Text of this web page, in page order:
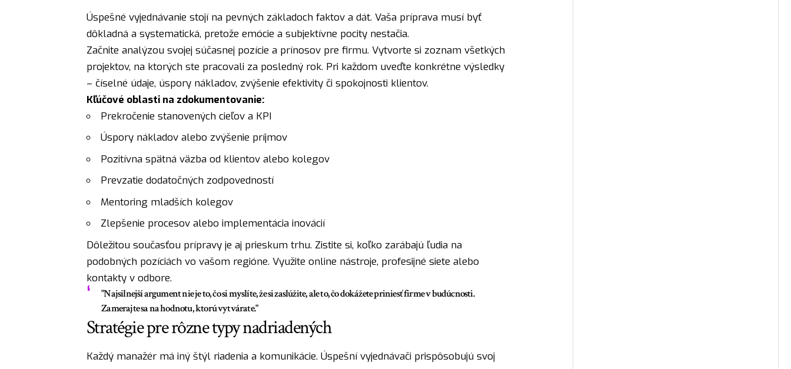
Úspešné vyjednávanie stojí na pevných základoch faktov a dát. Vaša príprava musí byť
dôkladná a systematická, pretože emócie a subjektívne pocity nestačia.
Začnite analýzou svojej súčasnej pozície a prínosov pre firmu. Vytvorte si zoznam všetkých
projektov, na ktorých ste pracovali za posledný rok. Pri každom uveďte konkrétne výsledky
– číselné údaje, úspory nákladov, zvýšenie efektivity či spokojnosti klientov.
Kľúčové oblasti na zdokumentovanie:
Prekročenie stanovených cieľov a KPI
Úspory nákladov alebo zvýšenie príjmov
Pozitívna spätná väzba od klientov alebo kolegov
Prevzatie dodatočných zodpovedností
Mentoring mladších kolegov
Zlepšenie procesov alebo implementácia inovácií
Dôležitou současťou prípravy je aj prieskum trhu. Zistite si, koľko zarábajú ľudia na
podobných pozíciách vo vašom regióne. Využite online nástroje, profesijné siete alebo
kontakty v odbore.
"Najsilnejší argument nie je to, čo si myslíte, že si zaslúžite, ale to, čo dokážete priniesť firme v budúcnosti.
Zamerajte sa na hodnotu, ktorú vytvárate."
Stratégie pre rôzne typy nadriadených
Každý manažér má iný štýl riadenia a komunikácie. Úspešní vyjednávači prispôsobujú svoj